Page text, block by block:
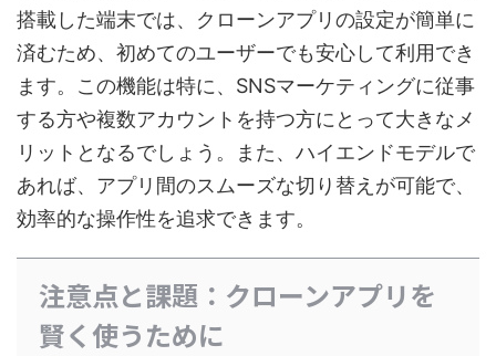
搭載した端末では、クローンアプリの設定が簡単に
済むため、初めてのユーザーでも安心して利用でき
ます。この機能は特に、SNSマーケティングに従事
する方や複数アカウントを持つ方にとって大きなメ
リットとなるでしょう。また、ハイエンドモデルで
あれば、アプリ間のスムーズな切り替えが可能で、
効率的な操作性を追求できます。
注意点と課題：クローンアプリを
賢く使うために